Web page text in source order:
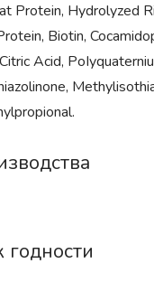
Protein, Hydrolyzed
Biotin,
Acid,